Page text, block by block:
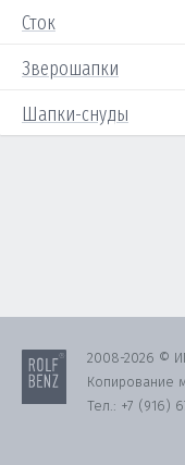
Сток
Зверошапки
Шапки-снуды
2008-2026 ©
Копирование
Тел.: +7 (916)